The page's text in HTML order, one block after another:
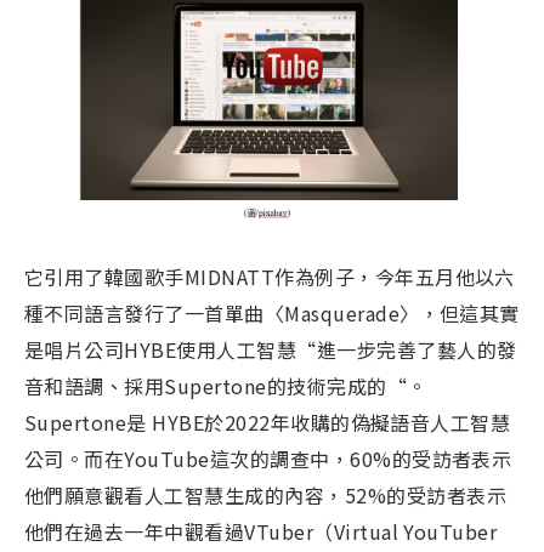
它引用了韓國歌手MIDNATT作為例子，今年五月他以六
種不同語言發行了一首單曲〈Masquerade〉，但這其實
是唱片公司HYBE使用人工智慧“進一步完善了藝人的發
音和語調、採用Supertone的技術完成的“。
Supertone是 HYBE於2022年收購的偽擬語音人工智慧
公司。而在YouTube這次的調查中，60%的受訪者表示
他們願意觀看人工智慧生成的內容，52%的受訪者表示
他們在過去一年中觀看過VTuber（Virtual YouTuber